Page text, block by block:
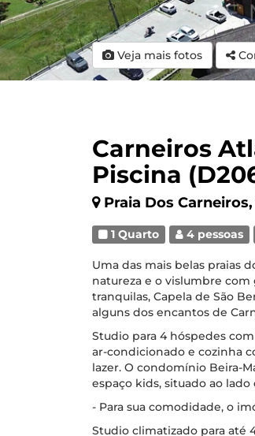
Veja mais fotos
Carneiros
Piscina
Praia Dos
1 Quarto 4 pessoas
Uma das mais belas praias
natureza e o vislumbre com
tranquilas, Capela de São
alguns dos encantos de
Studio para 4 hóspedes
ar-condicionado e cozinha
lazer. O condomínio Beira-
espaço kids, situado ao
- Para sua comodidade, o
Studio climatizado para até